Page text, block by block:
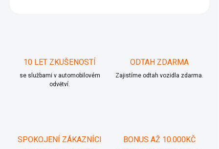
10 LET ZKUŠENOSTÍ
se službami v automobilovém
odvětví.
ODTAH ZDARMA
Zajistíme odtah vozidla zdarma.
SPOKOJENÍ ZÁKAZNÍCI BONUS AŽ 10.000KČ